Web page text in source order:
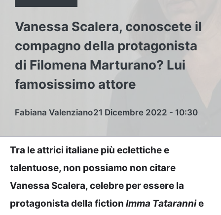
Vanessa Scalera, conoscete il
compagno della protagonista
di Filomena Marturano? Lui
famosissimo attore
Fabiana Valenziano21 Dicembre 2022 - 10:30
Tra le attrici italiane più eclettiche e
talentuose, non possiamo non citare
Vanessa Scalera, celebre per essere la
protagonista della fiction Imma Tatarannie